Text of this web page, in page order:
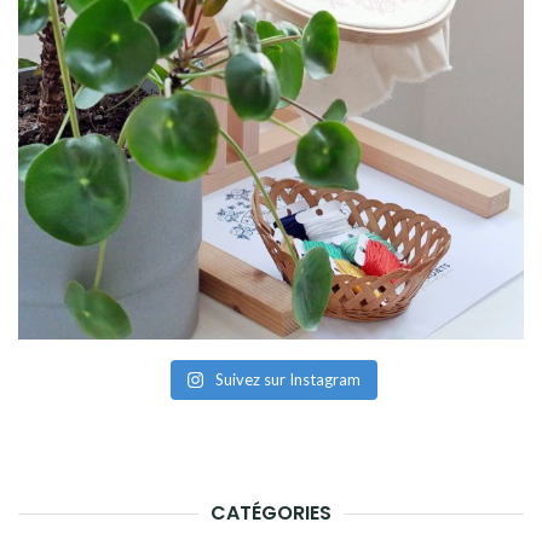
Suivez sur Instagram
CATÉGORIES